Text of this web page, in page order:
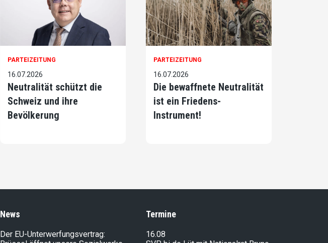
PARTEIZEITUNG
16.07.2026
Neutralität schützt die
Schweiz und ihre
Bevölkerung
PARTEIZEITUNG
16.07.2026
Die bewaffnete Neutralität
ist ein Friedens-
Instrument!
News
Der EU-Unterwerfungsvertrag:
Termine
16.08